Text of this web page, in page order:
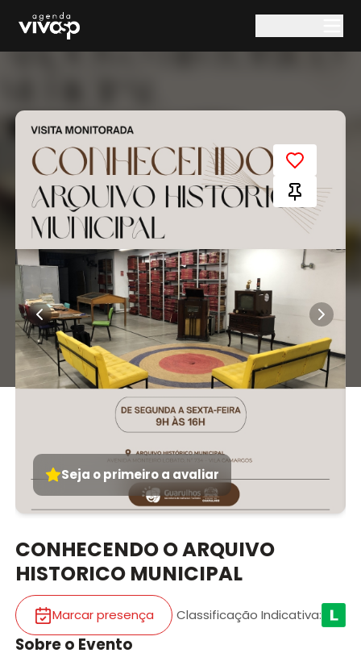
Seja o primeiro a avaliar
CONHECENDO O ARQUIVO
HISTORICO MUNICIPAL
Marcar presença Classificação Indicativa:
Sobre o Evento